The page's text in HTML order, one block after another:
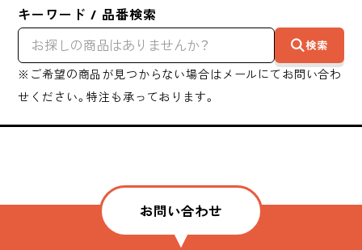
キーワード / 品番検索
検索
※ご希望の商品が見つからない場合はメールにてお問い合わ
せください。特注も承っております。
お問い合わせ